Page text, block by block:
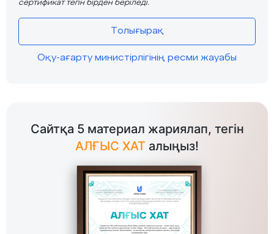
сертификат тегін бірден беріледі.
Толығырақ
Оқу-ағарту министірлігінің ресми жауабы
Сайтқа 5 материал жариялап, тегін
АЛҒЫС ХАТ алыңыз!